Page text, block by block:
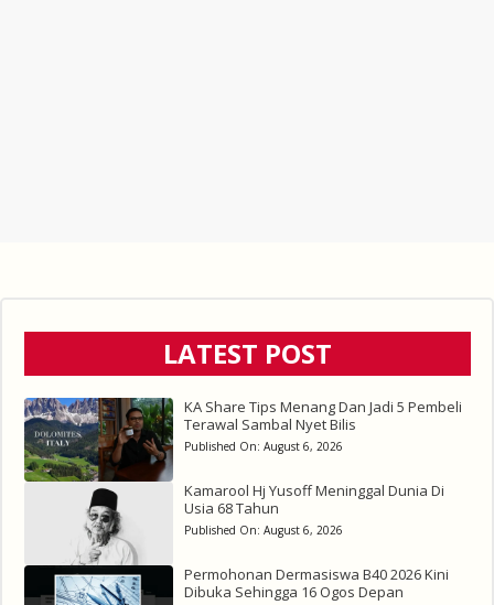
LATEST POST
KA Share Tips Menang Dan Jadi 5 Pembeli
Terawal Sambal Nyet Bilis
Published On: August 6, 2026
Kamarool Hj Yusoff Meninggal Dunia Di
Usia 68 Tahun
Published On: August 6, 2026
Permohonan Dermasiswa B40 2026 Kini
Dibuka Sehingga 16 Ogos Depan